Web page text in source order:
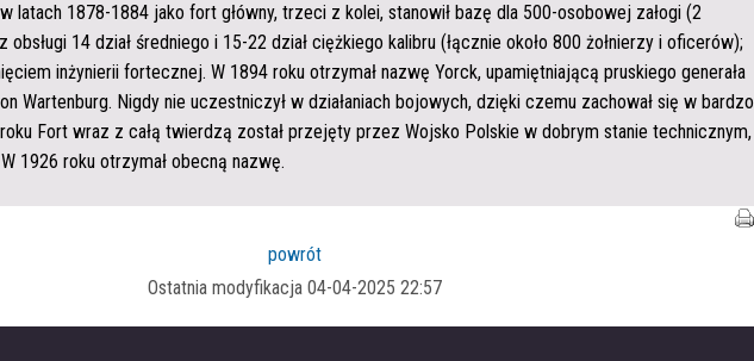
latach 1878-1884 jako fort główny, trzeci z kolei, stanowił bazę dla 500-osobowej załogi (2
obsługi 14 dział średniego i 15-22 dział ciężkiego kalibru (łącznie około 800 żołnierzy i oficerów);
inżynierii fortecznej. W 1894 roku otrzymał nazwę Yorck, upamiętniającą pruskiego generała
Wartenburg. Nigdy nie uczestniczył w działaniach bojowych, dzięki czemu zachował się w bardzo
Fort wraz z całą twierdzą został przejęty przez Wojsko Polskie w dobrym stanie technicznym,
1926 roku otrzymał obecną nazwę.
powrót
Ostatnia modyfikacja 04-04-2025 22:57